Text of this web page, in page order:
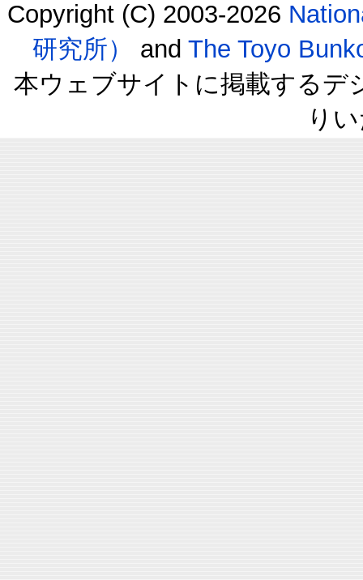
Copyright (C) 2003-2026
研究所）
and The Toyo
本ウェブサイトに掲載するデ
り